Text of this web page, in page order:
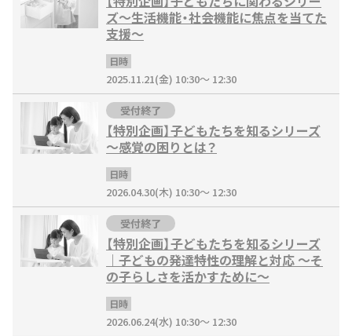
ズ～生活機能・社会機能に焦点を当てた
支援～
日時
2025.11.21(金) 10:30～ 12:30
受付終了
【特別企画】子どもたちを知るシリーズ
～感覚の困りとは？
日時
2026.04.30(木) 10:30～ 12:30
受付終了
【特別企画】子どもたちを知るシリーズ
｜子どもの発達特性の理解と対応 ～そ
の子らしさを活かすために～
日時
2026.06.24(水) 10:30～ 12:30